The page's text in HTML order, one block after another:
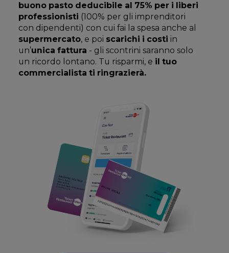
buono pasto deducibile al 75% per i liberi
professionisti (100% per gli imprenditori
con dipendenti) con cui fai la spesa anche al
supermercato, e poi scarichi i costi in
un’unica fattura - gli scontrini saranno solo
un ricordo lontano. Tu risparmi, e il tuo
commercialista ti ringrazierà.